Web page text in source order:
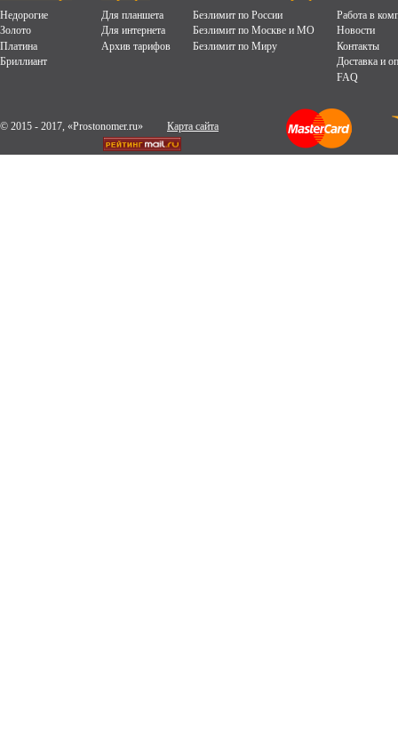
Недорогие
Золото
Платина
Бриллиант
Для планшета
Для интернета
Архив тарифов
Безлимит по России
Безлимит по Москве и МО
Безлимит по Миру
Работа в
Новости
Контакты
Доставка и
FAQ
© 2015 - 2017, «Prostonomer.ru» Карта сайта